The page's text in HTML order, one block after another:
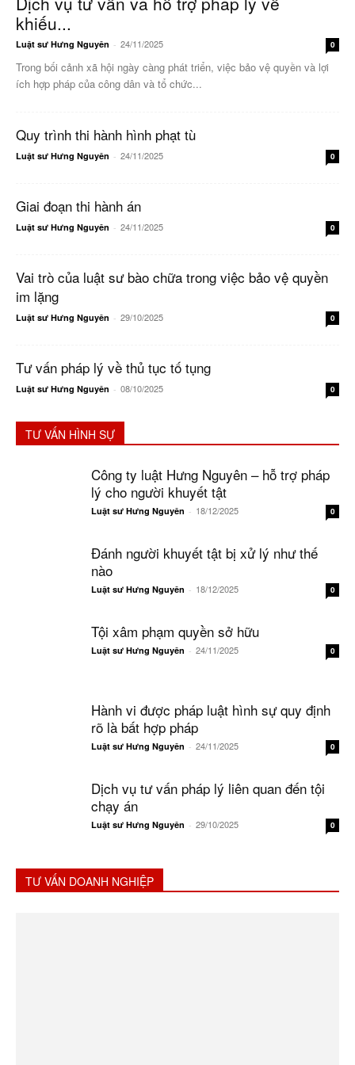
khiếu...
Luật sư Hưng Nguyên - 24/11/2025 0
Trong bối cảnh xã hội ngày càng phát triển, việc bảo vệ quyền và lợi
ích hợp pháp của công dân và tổ chức...
Quy trình thi hành hình phạt tù
Luật sư Hưng Nguyên - 24/11/2025 0
Giai đoạn thi hành án
Luật sư Hưng Nguyên - 24/11/2025 0
Vai trò của luật sư bào chữa trong việc bảo vệ quyền
im lặng
Luật sư Hưng Nguyên - 29/10/2025 0
Tư vấn pháp lý về thủ tục tố tụng
Luật sư Hưng Nguyên - 08/10/2025 0
TƯ VẤN HÌNH SỰ
Công ty luật Hưng Nguyên – hỗ trợ pháp
lý cho người khuyết tật
Luật sư Hưng Nguyên - 18/12/2025 0
Đánh người khuyết tật bị xử lý như thế
nào
Luật sư Hưng Nguyên - 18/12/2025 0
Tội xâm phạm quyền sở hữu
Luật sư Hưng Nguyên - 24/11/2025 0
Hành vi được pháp luật hình sự quy định
rõ là bất hợp pháp
Luật sư Hưng Nguyên - 24/11/2025 0
Dịch vụ tư vấn pháp lý liên quan đến tội
chạy án
Luật sư Hưng Nguyên - 29/10/2025 0
TƯ VẤN DOANH NGHIỆP